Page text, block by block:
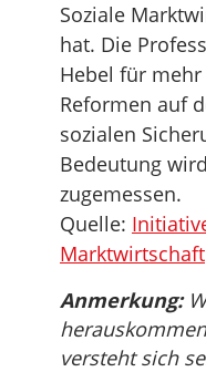
Soziale
hat. Die
Hebel für
Reformen auf
sozialen
Bedeutung
zugemessen.
Quelle:
Marktwirtschaft
Anmerkung:
versteht sich